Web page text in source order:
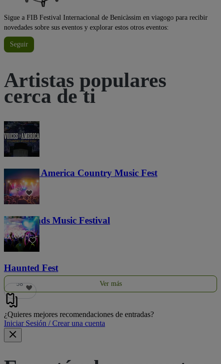
Sigue a FIB Festival Internacional de Benicàssim en viagogo para recibir
novedades sobre sus eventos y explorar estos otros eventos:
Seguir
Artistas populares
cerca de ti
Voices of America Country Music Fest
36
Lost Lands Music Festival
121
Haunted Fest
58 Ver más
¿Quieres mejores recomendaciones de entradas?
Iniciar Sesión / Crear una cuenta